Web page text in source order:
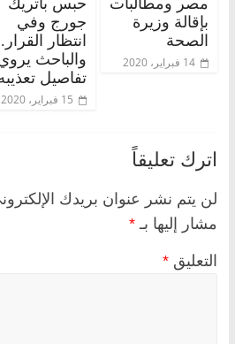
بإقالة وزيرة
الصحة
14 فبراير، 2020
جورج وفي
انتظار
والباحث
تفاصيل
15 فبراير، 2020
اترك تعليقاً
لن يتم نشر عنوان بريدك
مشار إليها بـ *
التعليق *